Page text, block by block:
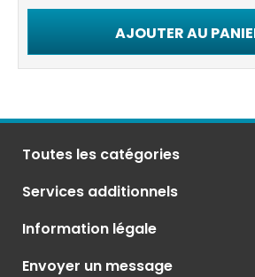
AJOUTER AU
Toutes les catégories
Services additionnels
Information légale
Envoyer un message